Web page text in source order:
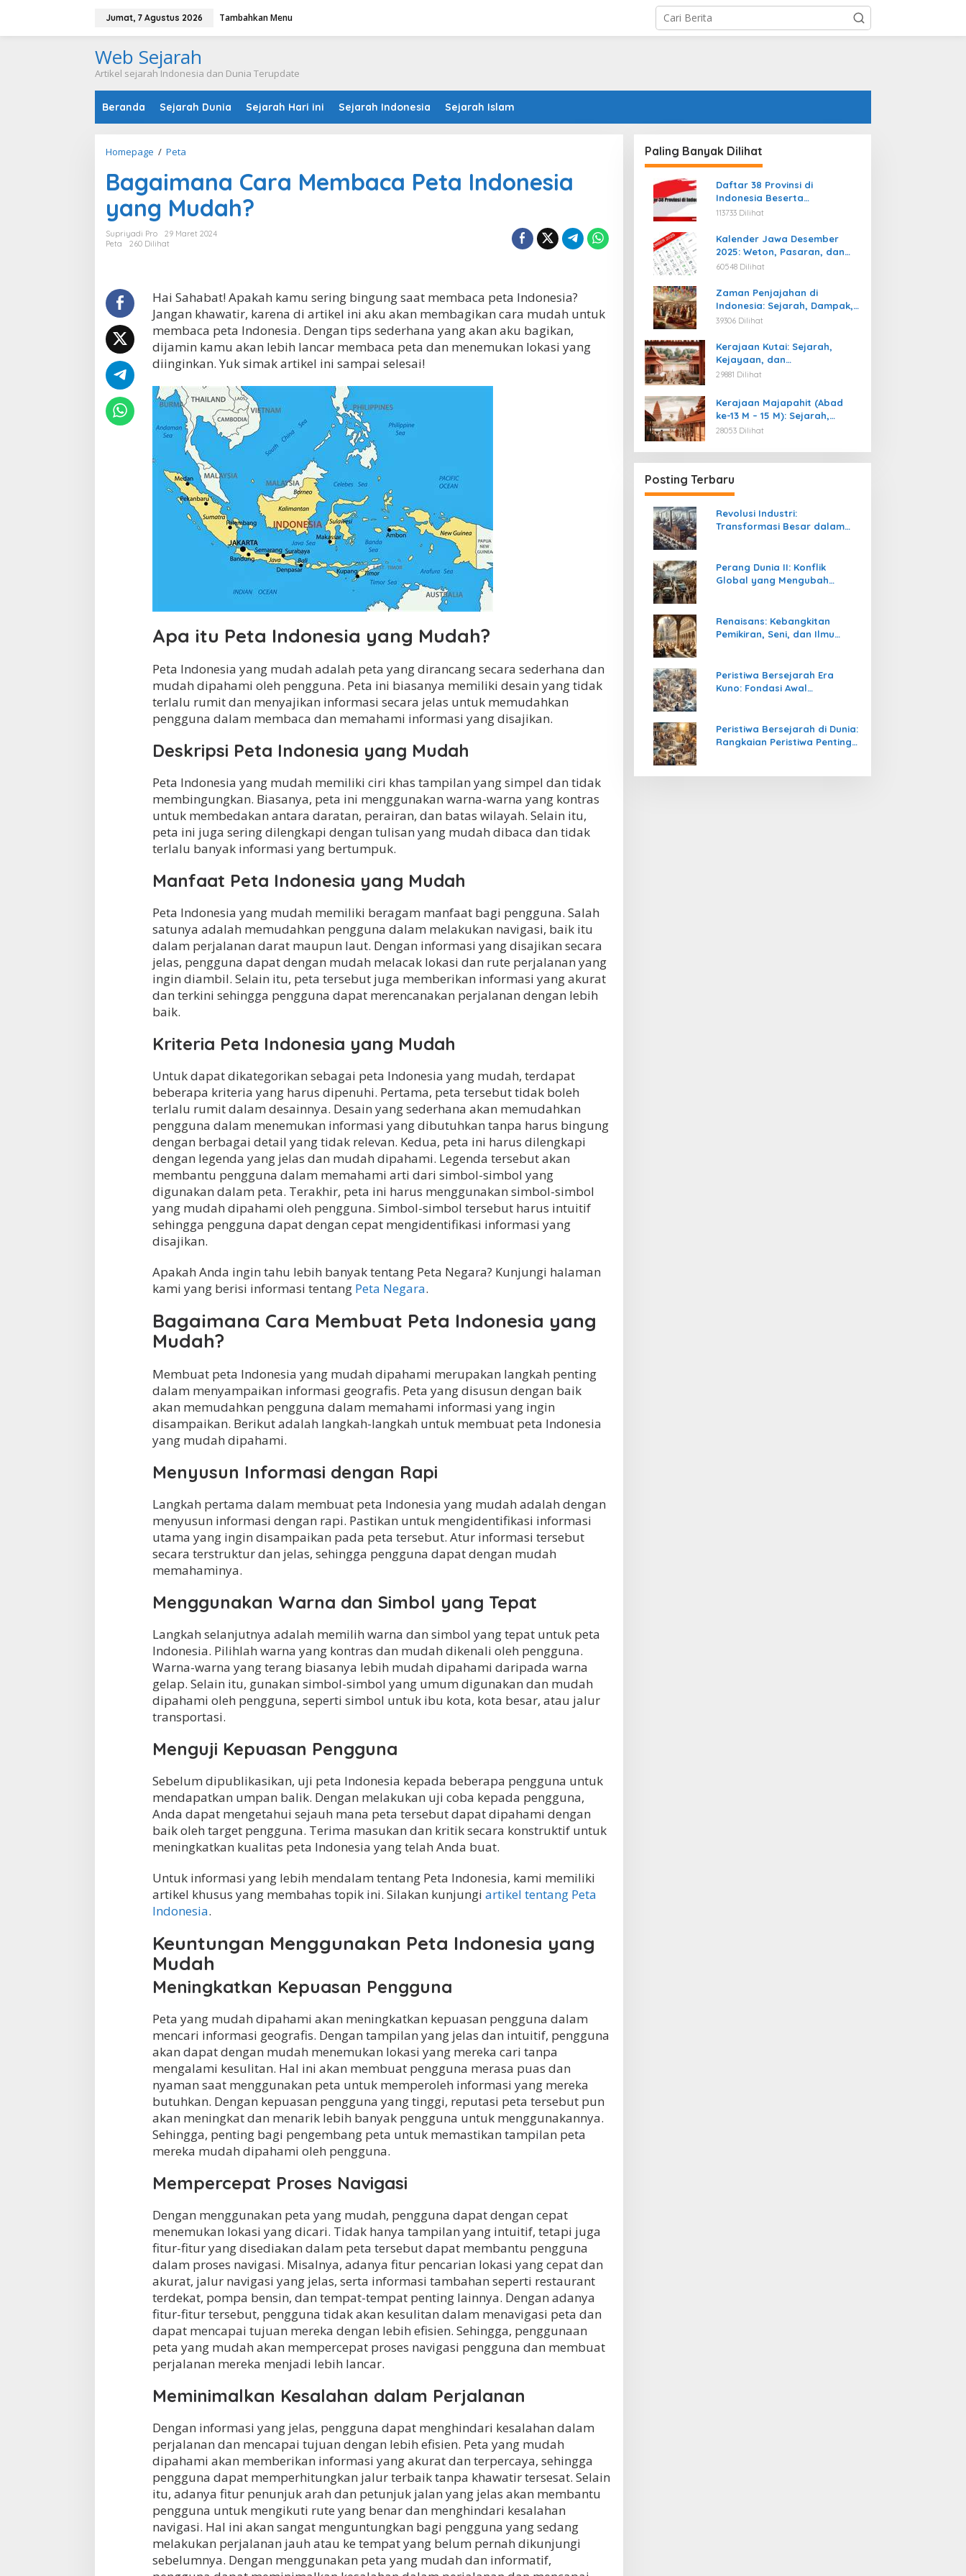
Jumat, 7 Agustus 2026 Tambahkan Menu
Web Sejarah
Artikel sejarah Indonesia dan Dunia Terupdate
Beranda Sejarah Dunia Sejarah Hari ini Sejarah Indonesia Sejarah Islam
Homepage / Peta
g
a
i
m
a
r
M
e
m
b
a
c
a
P
e
t
a
I
n
d
o
n
e
M
u
a
h
Bagaimana Cara Membaca Peta Indonesia
yang Mudah?
Supriyadi Pro
29 Maret 2024
Peta
260 Dilihat
Hai Sahabat! Apakah kamu sering bingung saat membaca peta Indonesia?
Jangan khawatir, karena di artikel ini aku akan membagikan cara mudah untuk
membaca peta Indonesia. Dengan tips sederhana yang akan aku bagikan,
dijamin kamu akan lebih lancar membaca peta dan menemukan lokasi yang
diinginkan. Yuk simak artikel ini sampai selesai!
Apa itu Peta Indonesia yang Mudah?
Peta Indonesia yang mudah adalah peta yang dirancang secara sederhana dan
mudah dipahami oleh pengguna. Peta ini biasanya memiliki desain yang tidak
terlalu rumit dan menyajikan informasi secara jelas untuk memudahkan
pengguna dalam membaca dan memahami informasi yang disajikan.
Deskripsi Peta Indonesia yang Mudah
Peta Indonesia yang mudah memiliki ciri khas tampilan yang simpel dan tidak
membingungkan. Biasanya, peta ini menggunakan warna-warna yang kontras
untuk membedakan antara daratan, perairan, dan batas wilayah. Selain itu,
peta ini juga sering dilengkapi dengan tulisan yang mudah dibaca dan tidak
terlalu banyak informasi yang bertumpuk.
Manfaat Peta Indonesia yang Mudah
Peta Indonesia yang mudah memiliki beragam manfaat bagi pengguna. Salah
satunya adalah memudahkan pengguna dalam melakukan navigasi, baik itu
dalam perjalanan darat maupun laut. Dengan informasi yang disajikan secara
jelas, pengguna dapat dengan mudah melacak lokasi dan rute perjalanan yang
ingin diambil. Selain itu, peta tersebut juga memberikan informasi yang akurat
dan terkini sehingga pengguna dapat merencanakan perjalanan dengan lebih
baik.
Kriteria Peta Indonesia yang Mudah
Untuk dapat dikategorikan sebagai peta Indonesia yang mudah, terdapat
beberapa kriteria yang harus dipenuhi. Pertama, peta tersebut tidak boleh
terlalu rumit dalam desainnya. Desain yang sederhana akan memudahkan
pengguna dalam menemukan informasi yang dibutuhkan tanpa harus bingung
dengan berbagai detail yang tidak relevan. Kedua, peta ini harus dilengkapi
dengan legenda yang jelas dan mudah dipahami. Legenda tersebut akan
membantu pengguna dalam memahami arti dari simbol-simbol yang
digunakan dalam peta. Terakhir, peta ini harus menggunakan simbol-simbol
yang mudah dipahami oleh pengguna. Simbol-simbol tersebut harus intuitif
sehingga pengguna dapat dengan cepat mengidentifikasi informasi yang
disajikan.
Apakah Anda ingin tahu lebih banyak tentang Peta Negara? Kunjungi halaman
kami yang berisi informasi tentang Peta Negara.
Bagaimana Cara Membuat Peta Indonesia yang
Mudah?
Membuat peta Indonesia yang mudah dipahami merupakan langkah penting
dalam menyampaikan informasi geografis. Peta yang disusun dengan baik
akan memudahkan pengguna dalam memahami informasi yang ingin
disampaikan. Berikut adalah langkah-langkah untuk membuat peta Indonesia
yang mudah dipahami.
Menyusun Informasi dengan Rapi
Langkah pertama dalam membuat peta Indonesia yang mudah adalah dengan
menyusun informasi dengan rapi. Pastikan untuk mengidentifikasi informasi
utama yang ingin disampaikan pada peta tersebut. Atur informasi tersebut
secara terstruktur dan jelas, sehingga pengguna dapat dengan mudah
memahaminya.
Menggunakan Warna dan Simbol yang Tepat
Langkah selanjutnya adalah memilih warna dan simbol yang tepat untuk peta
Indonesia. Pilihlah warna yang kontras dan mudah dikenali oleh pengguna.
Warna-warna yang terang biasanya lebih mudah dipahami daripada warna
gelap. Selain itu, gunakan simbol-simbol yang umum digunakan dan mudah
dipahami oleh pengguna, seperti simbol untuk ibu kota, kota besar, atau jalur
transportasi.
Menguji Kepuasan Pengguna
Sebelum dipublikasikan, uji peta Indonesia kepada beberapa pengguna untuk
mendapatkan umpan balik. Dengan melakukan uji coba kepada pengguna,
Anda dapat mengetahui sejauh mana peta tersebut dapat dipahami dengan
baik oleh target pengguna. Terima masukan dan kritik secara konstruktif untuk
meningkatkan kualitas peta Indonesia yang telah Anda buat.
Untuk informasi yang lebih mendalam tentang Peta Indonesia, kami memiliki
artikel khusus yang membahas topik ini. Silakan kunjungi artikel tentang Peta
Indonesia.
Keuntungan Menggunakan Peta Indonesia yang
Mudah
Meningkatkan Kepuasan Pengguna
Peta yang mudah dipahami akan meningkatkan kepuasan pengguna dalam
mencari informasi geografis. Dengan tampilan yang jelas dan intuitif, pengguna
akan dapat dengan mudah menemukan lokasi yang mereka cari tanpa
mengalami kesulitan. Hal ini akan membuat pengguna merasa puas dan
nyaman saat menggunakan peta untuk memperoleh informasi yang mereka
butuhkan. Dengan kepuasan pengguna yang tinggi, reputasi peta tersebut pun
akan meningkat dan menarik lebih banyak pengguna untuk menggunakannya.
Sehingga, penting bagi pengembang peta untuk memastikan tampilan peta
mereka mudah dipahami oleh pengguna.
Mempercepat Proses Navigasi
Dengan menggunakan peta yang mudah, pengguna dapat dengan cepat
menemukan lokasi yang dicari. Tidak hanya tampilan yang intuitif, tetapi juga
fitur-fitur yang disediakan dalam peta tersebut dapat membantu pengguna
dalam proses navigasi. Misalnya, adanya fitur pencarian lokasi yang cepat dan
akurat, jalur navigasi yang jelas, serta informasi tambahan seperti restaurant
terdekat, pompa bensin, dan tempat-tempat penting lainnya. Dengan adanya
fitur-fitur tersebut, pengguna tidak akan kesulitan dalam menavigasi peta dan
dapat mencapai tujuan mereka dengan lebih efisien. Sehingga, penggunaan
peta yang mudah akan mempercepat proses navigasi pengguna dan membuat
perjalanan mereka menjadi lebih lancar.
Meminimalkan Kesalahan dalam Perjalanan
Dengan informasi yang jelas, pengguna dapat menghindari kesalahan dalam
perjalanan dan mencapai tujuan dengan lebih efisien. Peta yang mudah
dipahami akan memberikan informasi yang akurat dan terpercaya, sehingga
pengguna dapat memperhitungkan jalur terbaik tanpa khawatir tersesat. Selain
itu, adanya fitur penunjuk arah dan petunjuk jalan yang jelas akan membantu
pengguna untuk mengikuti rute yang benar dan menghindari kesalahan
navigasi. Hal ini akan sangat menguntungkan bagi pengguna yang sedang
melakukan perjalanan jauh atau ke tempat yang belum pernah dikunjungi
sebelumnya. Dengan menggunakan peta yang mudah dan informatif,
Paling Banyak Dilihat
Daftar 38 Provinsi di
Indonesia Beserta
Ibukotanya Terbaru
113733 Dilihat
Kalender Jawa Desember
2025: Weton, Pasaran, dan
Hari Baik
60548 Dilihat
Zaman Penjajahan di
Indonesia: Sejarah, Dampak,
dan Perjuangan Menuju
39306 Dilihat
Kerajaan Kutai: Sejarah,
Kejayaan, dan
Peninggalannya (Abad ke-4
29881 Dilihat
Kerajaan Majapahit (Abad
ke-13 M – 15 M): Sejarah,
Kejayaan, dan
28053 Dilihat
Posting Terbaru
Revolusi Industri:
Transformasi Besar dalam
Perang Dunia II: Konflik
Global yang Mengubah
Renaisans: Kebangkitan
Pemikiran, Seni, dan Ilmu
Peristiwa Bersejarah Era
Kuno: Fondasi Awal
Peristiwa Bersejarah di Dunia:
Rangkaian Peristiwa Penting